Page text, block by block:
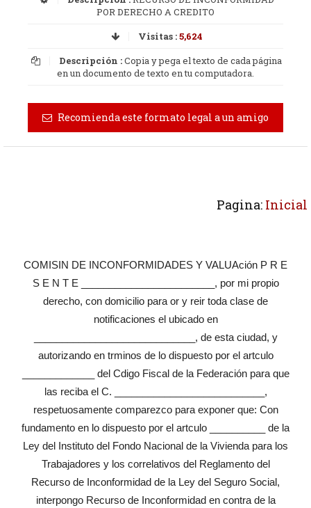
POR DERECHO A CREDITO
Visitas :5,624
Descripción :Copia y pega el texto de cada página
en un documento de texto en tu computadora.
Recomienda este formato legal a un amigo
Pagina: Inicial
COMISIN DE INCONFORMIDADES Y VALUAción P R E
S E N T E ________________________, por mi propio
derecho, con domicilio para or y reir toda clase de
notificaciones el ubicado en
_____________________________, de esta ciudad, y
autorizando en trminos de lo dispuesto por el artculo
_____________ del Cdigo Fiscal de la Federación para que
las reciba el C. ___________________________,
respetuosamente comparezco para exponer que: Con
fundamento en lo dispuesto por el artculo __________ de la
Ley del Instituto del Fondo Nacional de la Vivienda para los
Trabajadores y los correlativos del Reglamento del
Recurso de Inconformidad de la Ley del Seguro Social,
interpongo Recurso de Inconformidad en contra de la